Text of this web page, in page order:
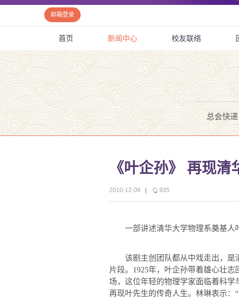
邮箱登录
首页 新闻中心 校友联络
总会快递
《叶企孙》 再现
2010-12-06 935
一部讲述清华大学物理系奠基人
该剧主创团队都从中戏走出，是
片段。 1925年，叶企孙带着雄心壮志
场，这位年轻的物理学家面临着科
再现叶先生的传奇人生。林琳表示：